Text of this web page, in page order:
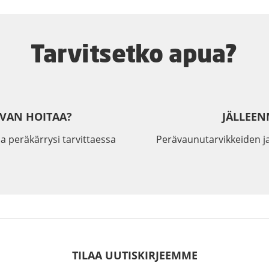
Tarvitsetko apua?
HOITAA?
peräkärrysi tarvittaessa Perävaunutarvikkeiden
TILAA UUTISKIRJEEMME